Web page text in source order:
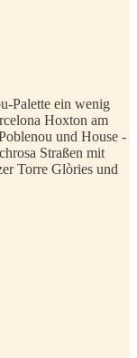
Palette ein wenig
Hoxton am
und House -
Straßen mit
Torre Glòries und